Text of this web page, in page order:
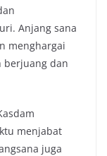
Anjang sana
menghargai
berjuang dan
menjabat
juga